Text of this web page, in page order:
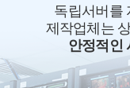
독립서버를
제작업체는
안정적인